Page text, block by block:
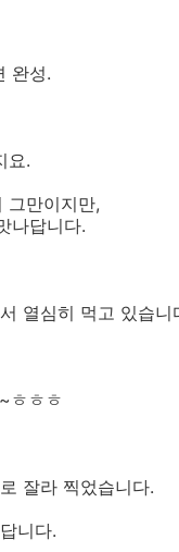
완성.
요.
그만이지만,
나답니다.
열심히 먹고 있습니
ㅎㅎㅎ
잘라 찍었습니다.
니다.